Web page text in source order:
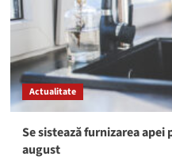
Actualitate
Se sistează furnizarea
august